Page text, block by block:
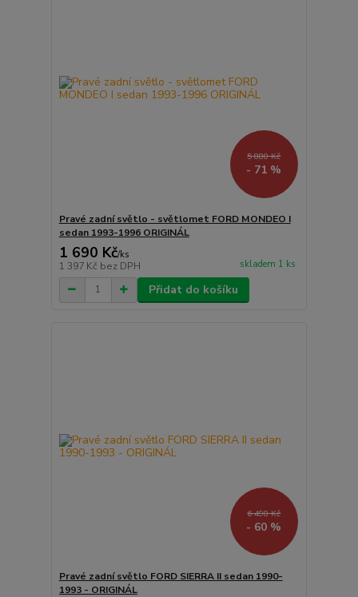
5 880 Kč
- 71 %
Pravé zadní světlo - světlomet FORD MONDEO I
sedan 1993-1996 ORIGINÁL
1 690 Kč/ks
1 397 Kč bez DPH skladem 1 ks
Přidat do košíku
6 498 Kč
- 60 %
Pravé zadní světlo FORD SIERRA II sedan 1990-
1993 - ORIGINÁL